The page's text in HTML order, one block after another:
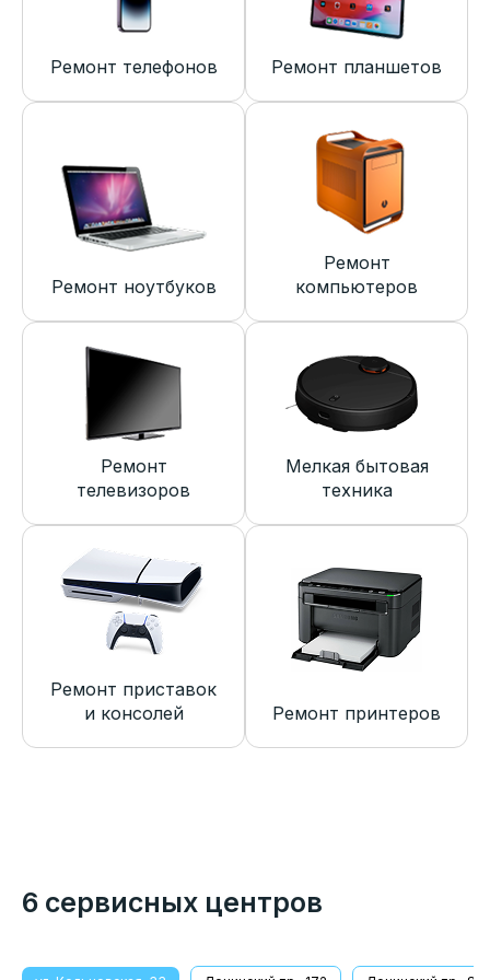
Ремонт телефонов Ремонт планшетов
Ремонт ноутбуков
Ремонт
компьютеров
Ремонт
телевизоров
Мелкая бытовая
техника
Ремонт приставок
и консолей
Ремонт принтеров
6 сервисных центров